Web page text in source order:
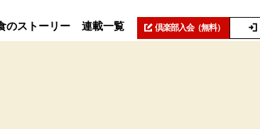
のストーリー 連載一覧 倶楽部入会（無料）